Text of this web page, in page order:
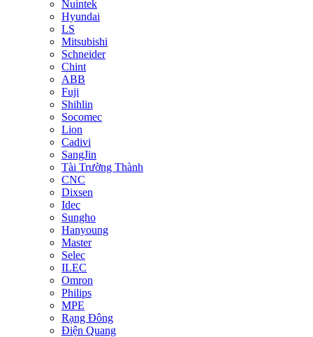
Nuintek
Hyundai
LS
Mitsubishi
Schneider
Chint
ABB
Fuji
Shihlin
Socomec
Lion
Cadivi
SangJin
Tài Trường Thành
CNC
Dixsen
Idec
Sungho
Hanyoung
Master
Selec
ILEC
Omron
Philips
MPE
Rạng Đông
Điện Quang